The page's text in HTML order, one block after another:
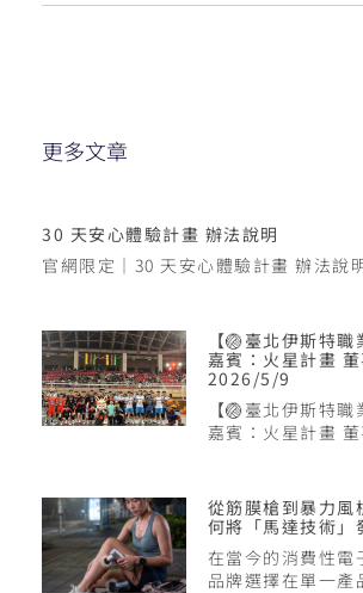
更多文章
30 天安心體驗計畫 辦法說明
官網限定｜30 天安心體驗計畫 辦法說
【🏐臺北伊斯特
嘉賓：火星計畫
2026/5/9
【🏐臺北伊斯特
嘉賓：火星計畫
從筋膜槍到暴力風
何將「馬達技術」
在當今的消費性電
品牌選擇在單一產